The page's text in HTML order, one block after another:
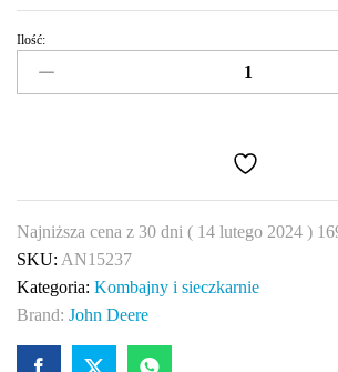
Napinacz
koło
quantity
Ilość:
Najniższa cena z 30 dni ( 14 lutego 2024 )
SKU: AN15237
Kategoria: Kombajny i sieczkarnie
Brand: John Deere